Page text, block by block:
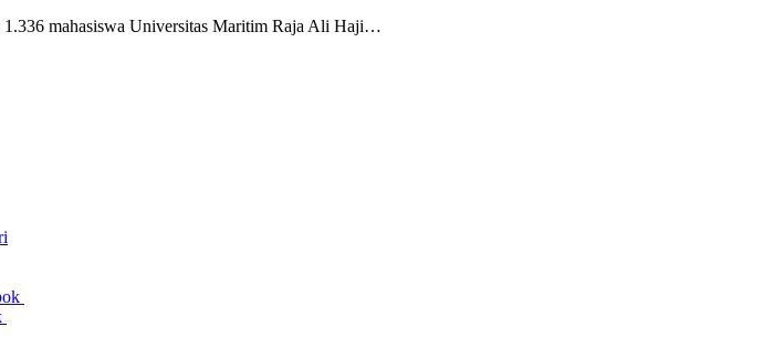
1.336 mahasiswa Universitas Maritim Raja Ali Haji…